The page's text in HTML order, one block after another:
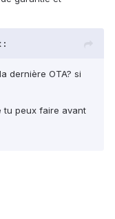
:
dernière OTA? si
tu peux faire avant